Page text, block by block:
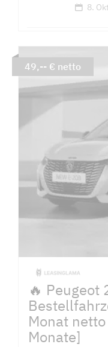
8.
🔥 Peugeot
Monat
Monate]
49,-- € netto